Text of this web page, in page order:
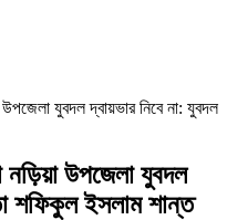
উপজেলা যুবদল দ্বায়ভার নিবে না: যুবদল
নড়িয়া উপজেলা যুবদল
শফিকুল ইসলাম শান্ত